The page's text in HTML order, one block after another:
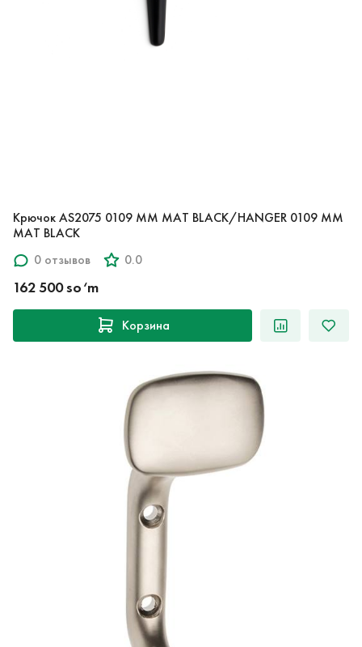
Крючок AS2075 0109 MM MAT BLACK/HANGER 0109 MM
MAT BLACK
0 отзывов
0.0
162 500 so‘m
Корзина